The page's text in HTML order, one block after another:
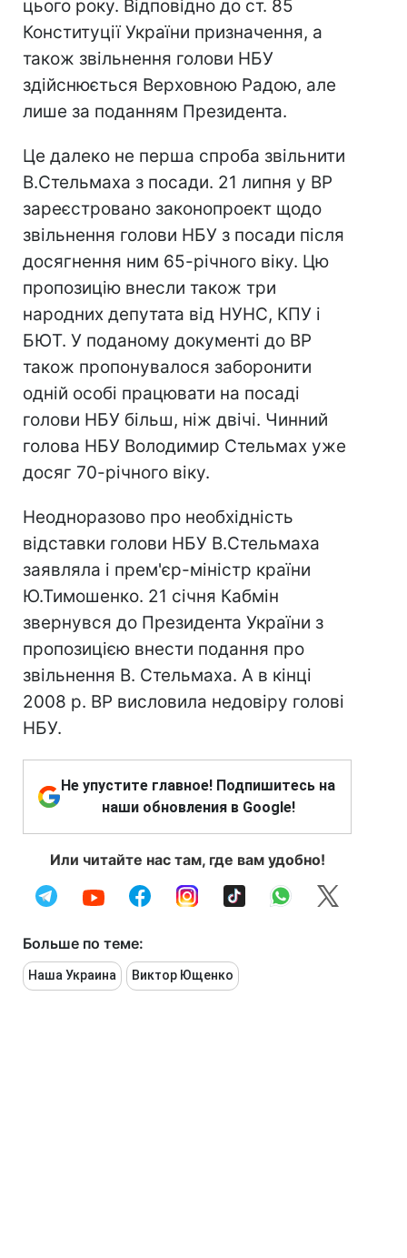
цього року. Відповідно до ст. 85
Конституції України призначення, а
також звільнення голови НБУ
здійснюється Верховною Радою, але
лише за поданням Президента.
Це далеко не перша спроба звільнити
В.Стельмаха з посади. 21 липня у ВР
зареєстровано законопроект щодо
звільнення голови НБУ з посади після
досягнення ним 65-річного віку. Цю
пропозицію внесли також три
народних депутата від НУНС, КПУ і
БЮТ. У поданому документі до ВР
також пропонувалося заборонити
одній особі працювати на посаді
голови НБУ більш, ніж двічі. Чинний
голова НБУ Володимир Стельмах уже
досяг 70-річного віку.
Неодноразово про необхідність
відставки голови НБУ В.Стельмаха
заявляла і прем'єр-міністр країни
Ю.Тимошенко. 21 січня Кабмін
звернувся до Президента України з
пропозицією внести подання про
звільнення В. Стельмаха. А в кінці
2008 р. ВР висловила недовіру голові
НБУ.
Не упустите главное! Подпишитесь на
наши обновления в Google!
Или читайте нас там, где вам удобно!
Больше по теме:
Наша Украина Виктор Ющенко